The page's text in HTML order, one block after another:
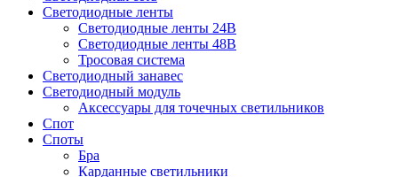
Светодиодные ленты
Светодиодные ленты 24В
Светодиодные ленты 48В
Тросовая система
Светодиодный занавес
Светодиодный модуль
Аксессуары для точечных светильников
Спот
Споты
Бра
Карданные светильники